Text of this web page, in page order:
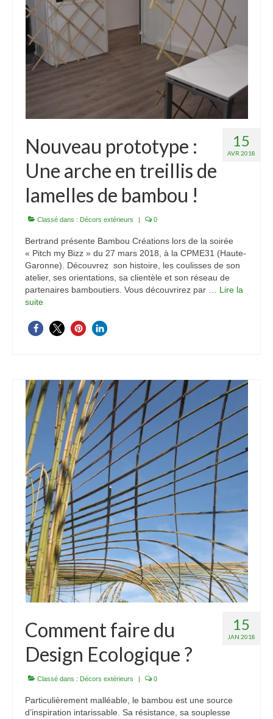
3 jours de Formation « Construire une Pergola
en bambou »
Boutique Bambous & Objets
Lamelles et Cannes de Bambou
Cannes de bambou françaises de 2 à 6m
Structures et Objets Bambou
Star Dôme élégant en lamelles de bambou
Arche bambou pliable et unique
Beau luminaire bambou Tipi INDOOR
Mon compte
Prestations
1
Formation Pro Bambou finançable :
Accompagnement efficace de votre projet
bambou – Niveau 2
Workshops bambou et Conférences bambou
Stage d’accompagnement projet Bambou
individuel et motivant
Animations bambou et Team Building
Créations
Espaces originaux design en bambou :
magnifique !
Décorations d’Evènements et mariages
Merveilleux luminaires en bambou
Aménagement bambou extérieur
Options sur-mesure en bambou
A Propos
15
AVR 2018
Nouveau prototype :
Une arche en treillis de
lamelles de bambou !
Classé dans : Décors extérieurs | 0
Bertrand présente Bambou Créations lors de la soirée
« Pitch my Bizz » du 27 mars 2018, à la CPME31 (Haute-
Garonne). Découvrez son histoire, les coulisses de son
atelier, ses orientations, sa clientèle et son réseau de
partenaires bamboutiers. Vous découvrirez par … Lire la
suite­­
15
JAN 2018
Comment faire du
Design Ecologique ?
Classé dans : Décors extérieurs | 0
Particulièrement malléable, le bambou est une source
d’inspiration intarissable. Sa résistance, sa souplesse